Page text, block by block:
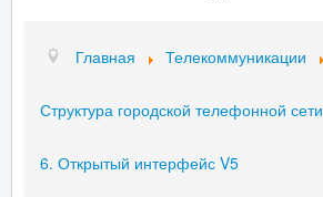
Главная Телекоммуникации
Структура городской телефонной сети
6. Открытый интерфейс V5